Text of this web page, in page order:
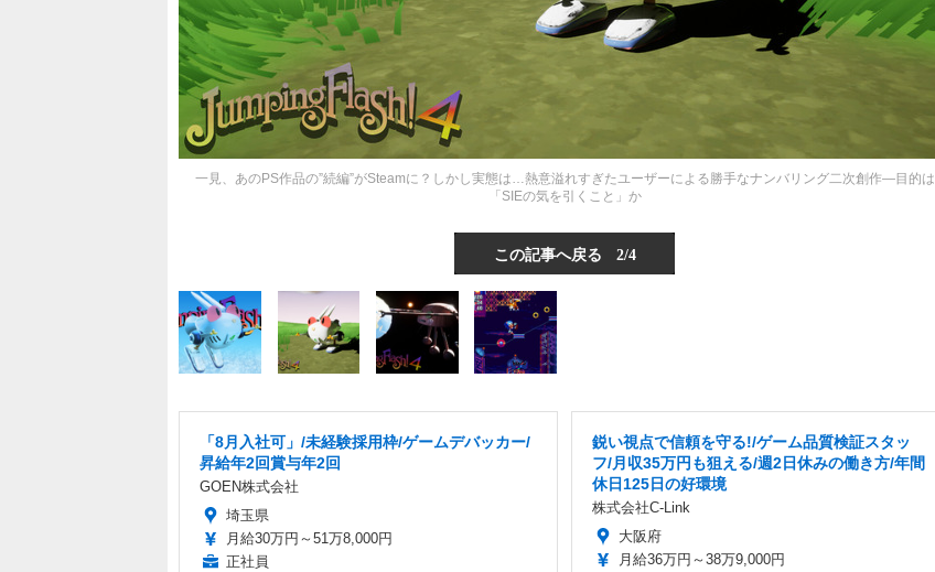
一見、あのPS作品の”続編”がSteamに？しかし実態は…熱意溢れすぎたユーザーによる勝手なナンバリング二次創作―目的は
「SIEの気を引くこと」か
この記事へ戻る 2/4
「8月入社可」/未経験採用枠/ゲームデバッカー/
昇給年2回賞与年2回
GOEN株式会社
埼玉県
月給30万円～51万8,000円
正社員
鋭い視点で信頼を守る!/ゲーム品質検証スタッ
フ/月収35万円も狙える/週2日休みの働き方/年間
休日125日の好環境
株式会社C-Link
大阪府
月給36万円～38万9,000円